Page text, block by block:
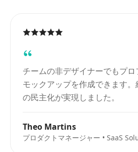
チームの非デザイナーでもプ
モックアップを作成できます
の民主化が実現しました。
Theo Martins
プロダクトマネージャー • SaaS